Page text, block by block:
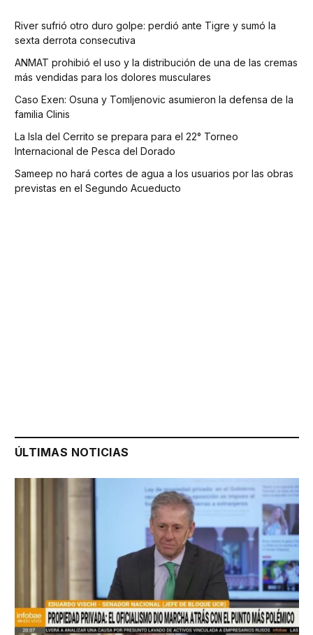
River sufrió otro duro golpe: perdió ante Tigre y sumó la
sexta derrota consecutiva
ANMAT prohibió el uso y la distribución de una de las cremas
más vendidas para los dolores musculares
Caso Exen: Osuna y Tomljenovic asumieron la defensa de la
familia Clinis
La Isla del Cerrito se prepara para el 22° Torneo
Internacional de Pesca del Dorado
Sameep no hará cortes de agua a los usuarios por las obras
previstas en el Segundo Acueducto
ÚLTIMAS NOTICIAS